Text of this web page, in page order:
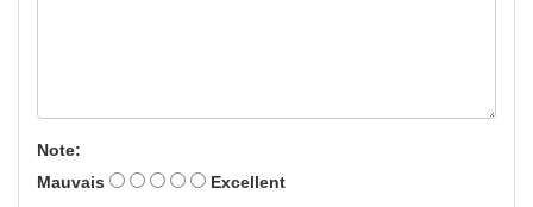
Note:
Mauvais
Excellent